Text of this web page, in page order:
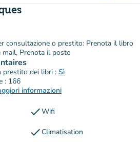
consultazione o prestito: Prenota il libro
Prenota il posto
prestito dei libri : Sì
: 166
informazioni
checkWifi
checkClimatisation